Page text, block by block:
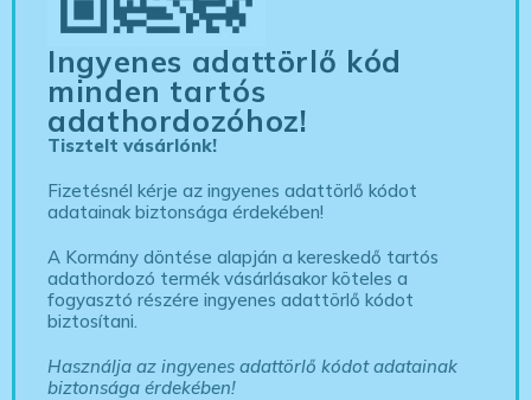
Ingyenes adattörlő kód
minden tartós
adathordozóhoz!
Tisztelt vásárlónk!
Fizetésnél kérje az ingyenes adattörlő kódot
adatainak biztonsága érdekében!
A Kormány döntése alapján a kereskedő tartós
adathordozó termék vásárlásakor köteles a
fogyasztó részére ingyenes adattörlő kódot
biztosítani.
Használja az ingyenes adattörlő kódot adatainak
biztonsága érdekében!